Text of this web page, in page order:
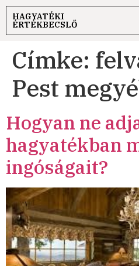
HAGYATÉKI
ÉRTÉKBECSLŐ
Címke:
Pest
Hogyan ne
hagyatékban
ingóságait?